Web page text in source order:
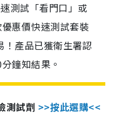
測試「看門口」或
惠價快速測試套裝
！產品已獲衛生署認
鐘知結果。
測試劑 >>按此選購<<